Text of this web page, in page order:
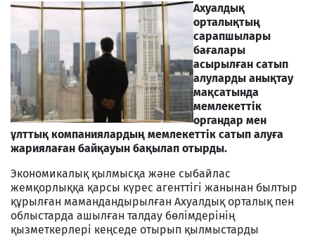
Ахуалдық
орталықтың
сарапшылары
бағалары
асырылған сатып
алуларды анықтау
мақсатында
мемлекеттік
органдар мен
ұлттық компаниялардың мемлекеттік сатып алуға
жариялаған байқауын бақылап отырды.
Экономикалық қылмысқа және сыбайлас
жемқорлыққа қарсы күрес агенттігі жанынан былтыр
құрылған мамандандырылған Ахуалдық орталық пен
облыстарда ашылған талдау бөлімдерінің
қызметкерлері кеңседе отырып қылмыстарды